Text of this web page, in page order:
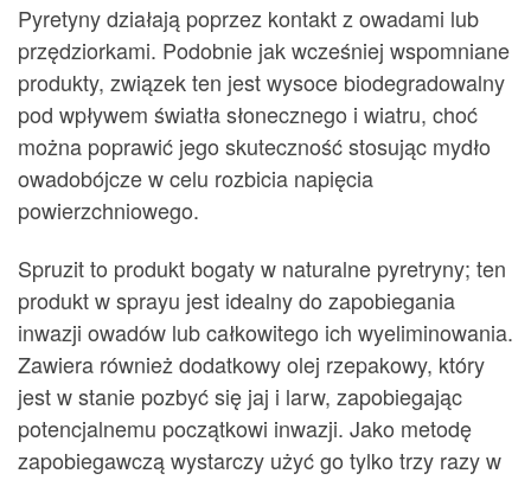
Pyretyny działają poprzez kontakt z owadami lub
przędziorkami. Podobnie jak wcześniej wspomniane
produkty, związek ten jest wysoce biodegradowalny
pod wpływem światła słonecznego i wiatru, choć
można poprawić jego skuteczność stosując mydło
owadobójcze w celu rozbicia napięcia
powierzchniowego.
Spruzit to produkt bogaty w naturalne pyretryny; ten
produkt w sprayu jest idealny do zapobiegania
inwazji owadów lub całkowitego ich wyeliminowania.
Zawiera również dodatkowy olej rzepakowy, który
jest w stanie pozbyć się jaj i larw, zapobiegając
potencjalnemu początkowi inwazji. Jako metodę
zapobiegawczą wystarczy użyć go tylko trzy razy w